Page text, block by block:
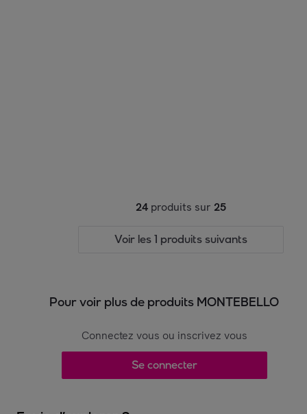
24 produits sur 25
Voir les 1 produits suivants
Pour voir plus de produits MONTEBELLO
Connectez vous ou inscrivez vous
Se connecter